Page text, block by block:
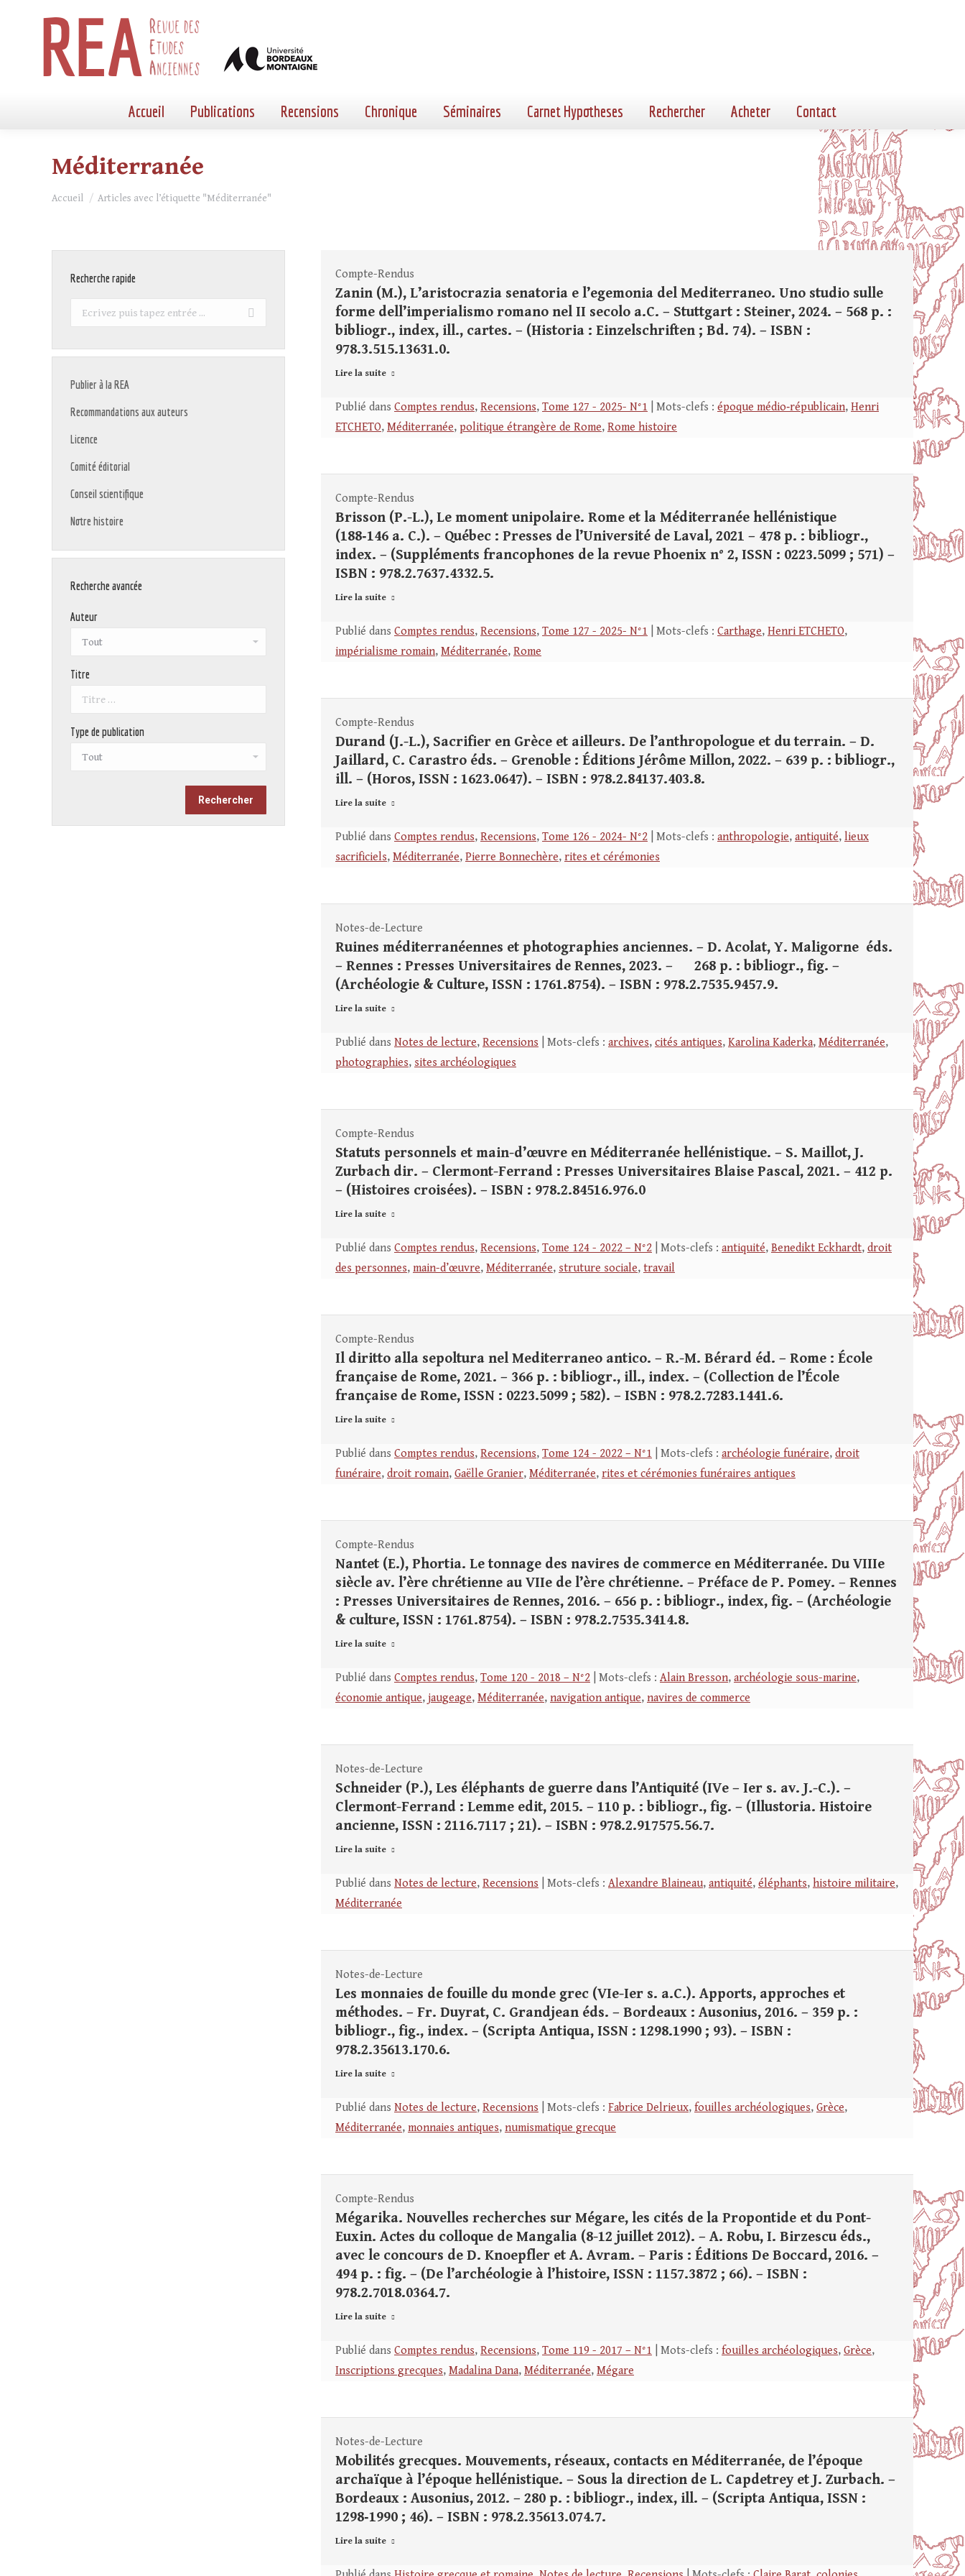
Accueil Publications Recensions Chronique Séminaires Carnet Hypotheses Rechercher Acheter Contact
Méditerranée
Vous êtes ici :
Accueil Articles avec l’étiquette "Méditerranée"
Compte-Rendus
Zanin (M.), L’aristocrazia senatoria e l’egemonia del Mediterraneo. Uno studio sulle
forme dell’imperialismo romano nel II secolo a.C. – Stuttgart : Steiner, 2024. – 568 p. :
bibliogr., index, ill., cartes. – (Historia : Einzelschriften ; Bd. 74). – ISBN :
978.3.515.13631.0.
Lire la suite
Publié dans Comptes rendus, Recensions, Tome 127 - 2025- N°1 | Mots-clefs : époque médio‑républicain, Henri
ETCHETO, Méditerranée, politique étrangère de Rome, Rome histoire
Compte-Rendus
Brisson (P.-L.), Le moment unipolaire. Rome et la Méditerranée hellénistique
(188‑146 a. C.). – Québec : Presses de l’Université de Laval, 2021 – 478 p. : bibliogr.,
index. – (Suppléments francophones de la revue Phoenix n° 2, ISSN : 0223.5099 ; 571) –
ISBN : 978.2.7637.4332.5.
Lire la suite
Publié dans Comptes rendus, Recensions, Tome 127 - 2025- N°1 | Mots-clefs : Carthage, Henri ETCHETO,
impérialisme romain, Méditerranée, Rome
Compte-Rendus
Durand (J.-L.), Sacrifier en Grèce et ailleurs. De l’anthropologue et du terrain. – D.
Jaillard, C. Carastro éds. – Grenoble : Éditions Jérôme Millon, 2022. – 639 p. : bibliogr.,
ill. – (Horos, ISSN : 1623.0647). – ISBN : 978.2.84137.403.8.
Lire la suite
Publié dans Comptes rendus, Recensions, Tome 126 - 2024- N°2 | Mots-clefs : anthropologie, antiquité, lieux
sacrificiels, Méditerranée, Pierre Bonnechère, rites et cérémonies
Notes-de-Lecture
Ruines méditerranéennes et photographies anciennes. – D. Acolat, Y. Maligorne éds.
– Rennes : Presses Universitaires de Rennes, 2023. – 268 p. : bibliogr., fig. –
(Archéologie & Culture, ISSN : 1761.8754). – ISBN : 978.2.7535.9457.9.
Lire la suite
Publié dans Notes de lecture, Recensions | Mots-clefs : archives, cités antiques, Karolina Kaderka, Méditerranée,
photographies, sites archéologiques
Compte-Rendus
Statuts personnels et main-d’œuvre en Méditerranée hellénistique. – S. Maillot, J.
Zurbach dir. – Clermont-Ferrand : Presses Universitaires Blaise Pascal, 2021. – 412 p.
– (Histoires croisées). – ISBN : 978.2.84516.976.0
Lire la suite
Publié dans Comptes rendus, Recensions, Tome 124 - 2022 – N°2 | Mots-clefs : antiquité, Benedikt Eckhardt, droit
des personnes, main-d’œuvre, Méditerranée, struture sociale, travail
Compte-Rendus
Il diritto alla sepoltura nel Mediterraneo antico. – R.-M. Bérard éd. – Rome : École
française de Rome, 2021. – 366 p. : bibliogr., ill., index. – (Collection de l’École
française de Rome, ISSN : 0223.5099 ; 582). – ISBN : 978.2.7283.1441.6.
Lire la suite
Publié dans Comptes rendus, Recensions, Tome 124 - 2022 – N°1 | Mots-clefs : archéologie funéraire, droit
funéraire, droit romain, Gaëlle Granier, Méditerranée, rites et cérémonies funéraires antiques
Compte-Rendus
Nantet (E.), Phortia. Le tonnage des navires de commerce en Méditerranée. Du VIIIe
siècle av. l’ère chrétienne au VIIe de l’ère chrétienne. – Préface de P. Pomey. – Rennes
: Presses Universitaires de Rennes, 2016. – 656 p. : bibliogr., index, fig. – (Archéologie
& culture, ISSN : 1761.8754). – ISBN : 978.2.7535.3414.8.
Lire la suite
Publié dans Comptes rendus, Tome 120 - 2018 – N°2 | Mots-clefs : Alain Bresson, archéologie sous-marine,
économie antique, jaugeage, Méditerranée, navigation antique, navires de commerce
Notes-de-Lecture
Schneider (P.), Les éléphants de guerre dans l’Antiquité (IVe – Ier s. av. J.-C.). –
Clermont-Ferrand : Lemme edit, 2015. – 110 p. : bibliogr., fig. – (Illustoria. Histoire
ancienne, ISSN : 2116.7117 ; 21). – ISBN : 978.2.917575.56.7.
Lire la suite
Publié dans Notes de lecture, Recensions | Mots-clefs : Alexandre Blaineau, antiquité, éléphants, histoire militaire,
Méditerranée
Notes-de-Lecture
Les monnaies de fouille du monde grec (VIe-Ier s. a.C.). Apports, approches et
méthodes. – Fr. Duyrat, C. Grandjean éds. – Bordeaux : Ausonius, 2016. – 359 p. :
bibliogr., fig., index. – (Scripta Antiqua, ISSN : 1298.1990 ; 93). – ISBN :
978.2.35613.170.6.
Lire la suite
Publié dans Notes de lecture, Recensions | Mots-clefs : Fabrice Delrieux, fouilles archéologiques, Grèce,
Méditerranée, monnaies antiques, numismatique grecque
Compte-Rendus
Mégarika. Nouvelles recherches sur Mégare, les cités de la Propontide et du Pont-
Euxin. Actes du colloque de Mangalia (8-12 juillet 2012). – A. Robu, I. Birzescu éds.,
avec le concours de D. Knoepfler et A. Avram. – Paris : Éditions De Boccard, 2016. –
494 p. : fig. – (De l’archéologie à l’histoire, ISSN : 1157.3872 ; 66). – ISBN :
978.2.7018.0364.7.
Lire la suite
Publié dans Comptes rendus, Recensions, Tome 119 - 2017 – N°1 | Mots-clefs : fouilles archéologiques, Grèce,
Inscriptions grecques, Madalina Dana, Méditerranée, Mégare
Notes-de-Lecture
Mobilités grecques. Mouvements, réseaux, contacts en Méditerranée, de l’époque
archaïque à l’époque hellénistique. – Sous la direction de L. Capdetrey et J. Zurbach. –
Bordeaux : Ausonius, 2012. – 280 p. : bibliogr., index, ill. – (Scripta Antiqua, ISSN :
1298‑1990 ; 46). – ISBN : 978.2.35613.074.7.
Lire la suite
Recherche rapide
Recherche
Publier à la REA
Recommandations aux auteurs
Licence
Comité éditorial
Conseil scientifique
Notre histoire
Recherche avancée
Auteur
Titre
Type de publication